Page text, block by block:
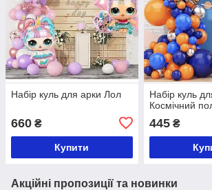
Набір куль для арки Лол
660 ₴
Купити
Набір куль
Космічний
445₴
Акційні пропозиції та новинки